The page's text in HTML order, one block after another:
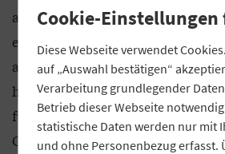
aufbauen möchten, ist aber
essenziell. Geschäftsmodelle mit
also greifbaren
haben wieder mehr Potenzial.
für produzierende Unternehmen
Old Economy. Denn durch das
Cookie-
Diese Webseite verwendet
auf „Auswahl bestätigen“
Verarbeitung grundlegender
Betrieb dieser Webseite
statistische Daten werden nur mit
und ohne Personenbezug erfasst.